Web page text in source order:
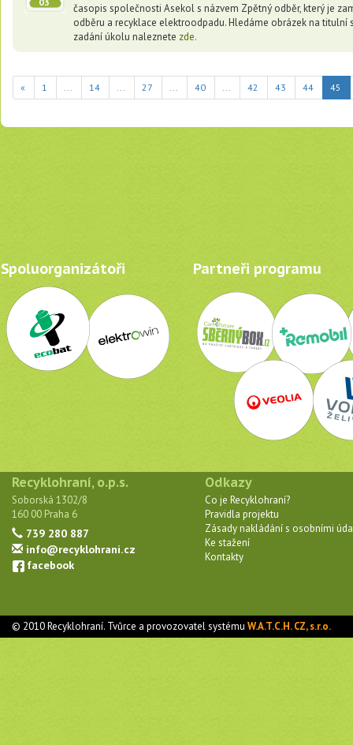
03
časopis společnosti Asekol s názvem Zpětný odběr, který je
odběru a recyklace elektroodpadu. Hledáme obrázek na titulní
zadání úkolu naleznete zde.
« 1 ... 14 ... 27 ... 40 ... 42 43 44 45
Spoluorganizátoři Partneři programu
Recyklohraní, o.p.s.
Soborská 1302/8
160 00 Praha 6
739 280 887
info@recyklohrani.cz
facebook
Odkazy
Co je Recyklohraní?
Pravidla projektu
Zásady nakládání s osobními
Ke stažení
Kontakty
© 2010 Recyklohraní. Tvůrce a provozovatel systémuW.A.T.C.H. CZ, s.r.o.